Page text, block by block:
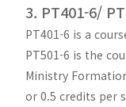
3. PT401-6/
PT401-6 is a
PT501-6 is the
Ministry
or 0.5 credits per